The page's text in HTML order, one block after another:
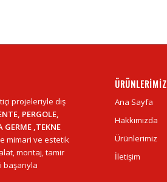
projeleriyle dış
PERGOLE,
GERME ,TEKNE
mimari ve estetik
montaj, tamir
ÜRÜNLERIMIZ
Ana Sayfa
Hakkımızda
Ürünlerimiz
İletişim